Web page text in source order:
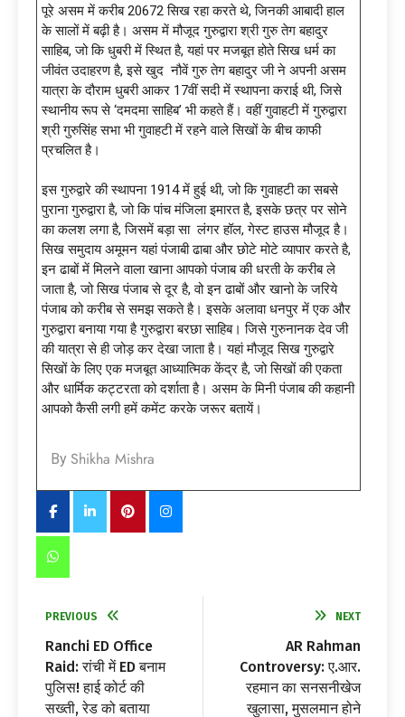
पूरे असम में करीब 20672 सिख रहा करते थे, जिनकी आबादी हाल
के सालों में बढ़ी है। असम में मौजूद गुरुद्वारा श्री गुरु तेग बहादुर
साहिब, जो कि धुबरी में स्थित है, यहां पर मजबूत होते सिख धर्म का
जीवंत उदाहरण है, इसे खुद नौवें गुरु तेग बहादुर जी ने अपनी असम
यात्रा के दौराम धुबरी आकर 17वीं सदी में स्थापना कराई थी, जिसे
स्थानीय रूप से ‘दमदमा साहिब’ भी कहते हैं। वहीं गुवाहटी में गुरुद्वारा
श्री गुरुसिंह सभा भी गुवाहटी में रहने वाले सिखों के बीच काफी
प्रचलित है।
इस गुरुद्वारे की स्थापना 1914 में हुई थी, जो कि गुवाहटी का सबसे
पुराना गुरुद्वारा है, जो कि पांच मंजिला इमारत है, इसके छत्र पर सोने
का कलश लगा है, जिसमें बड़ा सा लंगर हॉल, गेस्ट हाउस मौजूद है।
सिख समुदाय अमूमन यहां पंजाबी ढाबा और छोटे मोटे व्यापार करते है,
इन ढाबों में मिलने वाला खाना आपको पंजाब की धरती के करीब ले
जाता है, जो सिख पंजाब से दूर है, वो इन ढाबों और खानो के जरिये
पंजाब को करीब से समझ सकते है। इसके अलावा धनपुर में एक और
गुरुद्वारा बनाया गया है गुरुद्वारा बरछा साहिब। जिसे गुरुनानक देव जी
की यात्रा से ही जोड़ कर देखा जाता है। यहां मौजूद सिख गुरुद्वारे
सिखों के लिए एक मजबूत आध्यात्मिक केंद्र है, जो सिखों की एकता
और धार्मिक कट्टरता को दर्शाता है। असम के मिनी पंजाब की कहानी
आपको कैसी लगी हमें कमेंट करके जरूर बतायें।
By Shikha Mishra
PREVIOUS
Ranchi ED Office
Raid: रांची में ED बनाम
पुलिस! हाई कोर्ट की
सख्ती, रेड को बताया
NEXT
AR Rahman
Controversy: ए.आर.
रहमान का सनसनीखेज
खुलासा, मुसलमान होने